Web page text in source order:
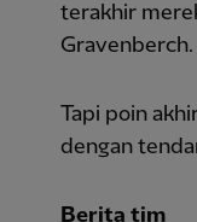
terakhir
Gravenberch.
Tapi poin
dengan
Berita tim